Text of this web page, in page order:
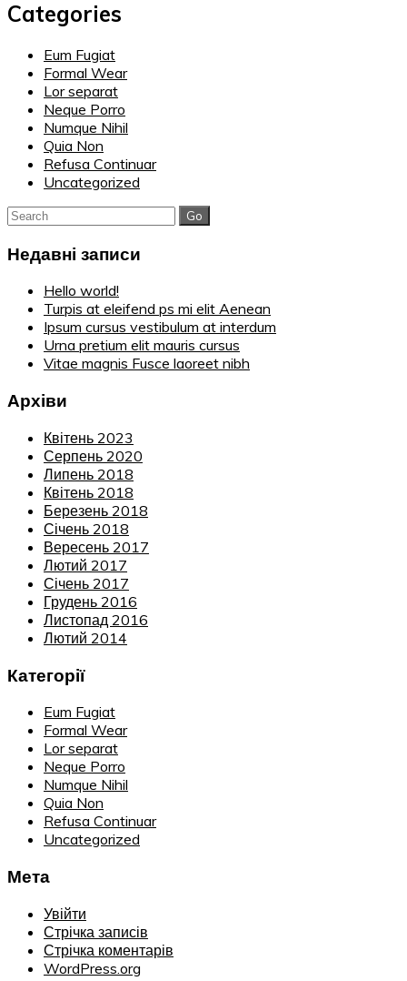
Categories
Eum Fugiat
Formal Wear
Lor separat
Neque Porro
Numque Nihil
Quia Non
Refusa Continuar
Uncategorized
Search
for:
Недавні записи
Hello world!
Turpis at eleifend ps mi elit Aenean
Ipsum cursus vestibulum at interdum
Urna pretium elit mauris cursus
Vitae magnis Fusce laoreet nibh
Архіви
Квітень 2023
Серпень 2020
Липень 2018
Квітень 2018
Березень 2018
Січень 2018
Вересень 2017
Лютий 2017
Січень 2017
Грудень 2016
Листопад 2016
Лютий 2014
Категорії
Eum Fugiat
Formal Wear
Lor separat
Neque Porro
Numque Nihil
Quia Non
Refusa Continuar
Uncategorized
Мета
Увійти
Стрічка записів
Стрічка коментарів
WordPress.org